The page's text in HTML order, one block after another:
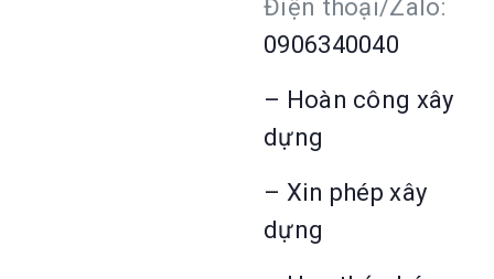
Điện thoại/Zalo:
0906340040
– Hoàn công xây
dựng
– Xin phép xây
dựng